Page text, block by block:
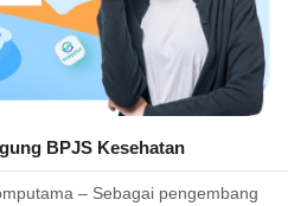
BPJS Kesehatan
– Sebagai pengembang